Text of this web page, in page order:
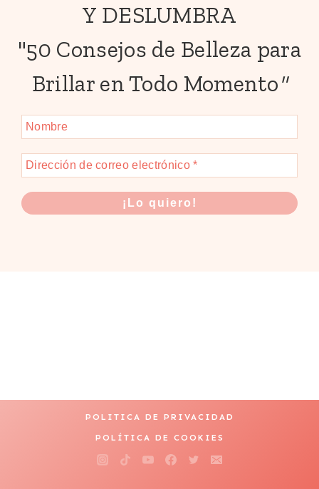
Y DESLUMBRA
"50 Consejos de Belleza para
Brillar en Todo Momento"
POLITICA DE PRIVACIDAD
POLÍTICA DE COOKIES